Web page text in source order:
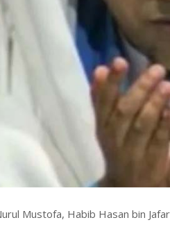
Mustofa, Habib Hasan bin